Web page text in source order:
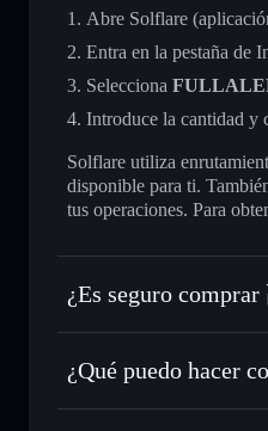
Abre Solflare
Entra en la pestaña de
Selecciona
Introduce la cantidad y
Solflare utiliza
disponible para ti.
tus operaciones. Para
¿Es seguro
高度戒備 Full Alert no
¿Qué puedo hacer
高度戒備 Full Alert